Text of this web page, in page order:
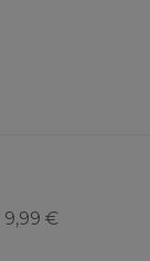
9,99 €